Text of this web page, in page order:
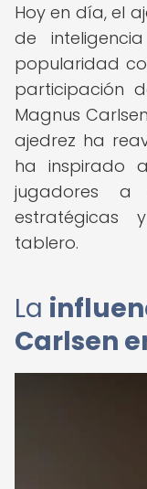
Hoy en día, el
de
popularidad
participación
Magnus
ajedrez ha
ha inspirado
jugadores a
estratégicas
tablero.
La
Carlsen